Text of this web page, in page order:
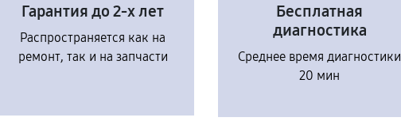
Гарантия до 2-х лет
Распространяется как на
ремонт, так и на запчасти
Бесплатная
диагностика
Среднее время диагностики
20 мин